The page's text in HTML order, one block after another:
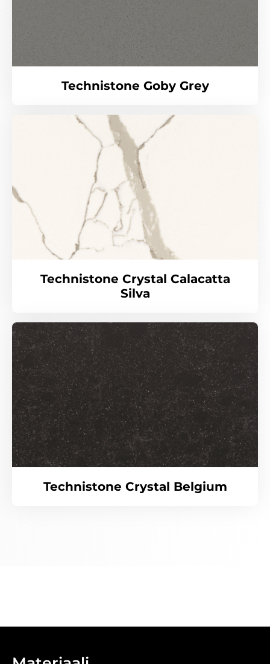
Technistone Goby Grey
Technistone Crystal Calacatta
Silva
Technistone Crystal Belgium